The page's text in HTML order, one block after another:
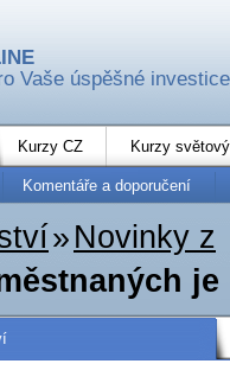
Vaše úspěšné investice
Kurzy CZ Kurzy
Komentáře a doporučení
» Novinky z